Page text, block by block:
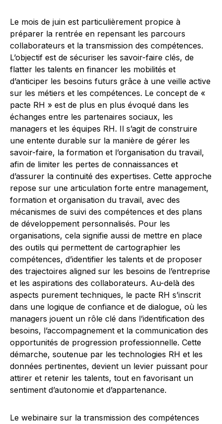
Le mois de juin est particulièrement propice à
préparer la rentrée en repensant les parcours
collaborateurs et la transmission des compétences.
L’objectif est de sécuriser les savoir-faire clés, de
flatter les talents en financer les mobilités et
d’anticiper les besoins futurs grâce à une veille active
sur les métiers et les compétences. Le concept de «
pacte RH » est de plus en plus évoqué dans les
échanges entre les partenaires sociaux, les
managers et les équipes RH. Il s’agit de construire
une entente durable sur la manière de gérer les
savoir-faire, la formation et l’organisation du travail,
afin de limiter les pertes de connaissances et
d’assurer la continuité des expertises. Cette approche
repose sur une articulation forte entre management,
formation et organisation du travail, avec des
mécanismes de suivi des compétences et des plans
de développement personnalisés. Pour les
organisations, cela signifie aussi de mettre en place
des outils qui permettent de cartographier les
compétences, d’identifier les talents et de proposer
des trajectoires aligned sur les besoins de l’entreprise
et les aspirations des collaborateurs. Au-delà des
aspects purement techniques, le pacte RH s’inscrit
dans une logique de confiance et de dialogue, où les
managers jouent un rôle clé dans l’identification des
besoins, l’accompagnement et la communication des
opportunités de progression professionnelle. Cette
démarche, soutenue par les technologies RH et les
données pertinentes, devient un levier puissant pour
attirer et retenir les talents, tout en favorisant un
sentiment d’autonomie et d’appartenance.
Le webinaire sur la transmission des compétences